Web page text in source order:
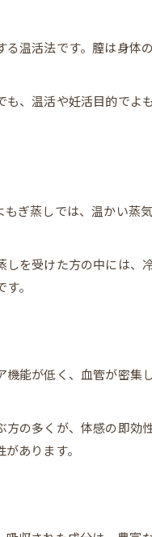
温活法です。膣は身体
、温活や妊活目的でよ
ぎ蒸しでは、温かい蒸
を受けた方の中には、
。
能が低く、血管が密集
の多くが、体感の即効
あります。